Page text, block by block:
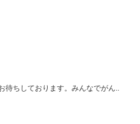
待ちしております。みんなでがん..